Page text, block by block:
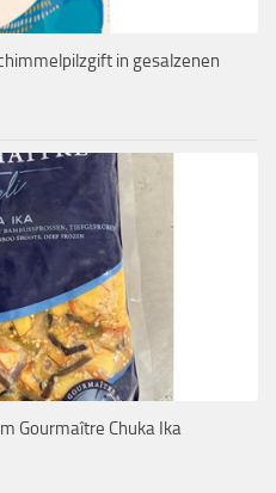
in gesalzenen
Gourmaître Chuka Ika